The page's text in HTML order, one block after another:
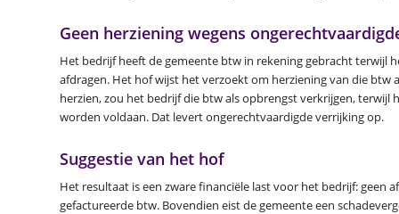
Geen herziening wegens
Het bedrijf heeft de gemeente btw in rekening gebracht terwijl
afdragen. Het hof wijst het verzoekt om herziening van die
herzien, zou het bedrijf die btw als opbrengst verkrijgen,
worden voldaan. Dat levert ongerechtvaardigde verrijking op.
Suggestie van het hof
Het resultaat is een zware financiële last voor het bedrijf: geen
gefactureerde btw. Bovendien eist de gemeente een